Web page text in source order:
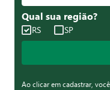
Qual sua região?
RS SP
Ao clicar em cadastrar,